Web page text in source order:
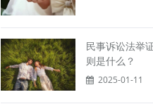
民事诉讼法举
则是什么？
2025-01-11